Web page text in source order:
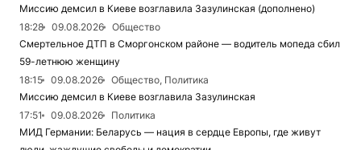
Миссию демсил в Киеве возглавила Зазулинская (дополнено)
18:28
09.08.2026
Общество
Смертельное ДТП в Сморгонском районе — водитель мопеда сбил
59-летнюю женщину
18:15
09.08.2026
Общество, Политика
Миссию демсил в Киеве возглавила Зазулинская
17:51
09.08.2026
Политика
МИД Германии: Беларусь — нация в сердце Европы, где живут